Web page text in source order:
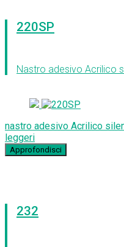
220SP
Nastro adesivo Acrilico
nastro adesivo Acrilico
leggeri
Approfondisci
232